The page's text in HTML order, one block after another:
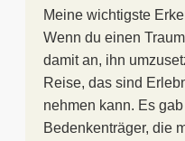
Meine wichtigste
Wenn du einen
damit an, ihn
Reise, das sind
nehmen kann. Es
Bedenkenträger, die